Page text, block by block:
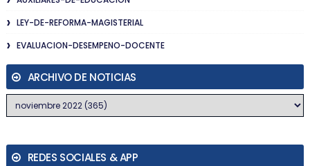
LEY-DE-REFORMA-MAGISTERIAL
EVALUACION-DESEMPENO-DOCENTE
ARCHIVO DE NOTICIAS
REDES SOCIALES & APP